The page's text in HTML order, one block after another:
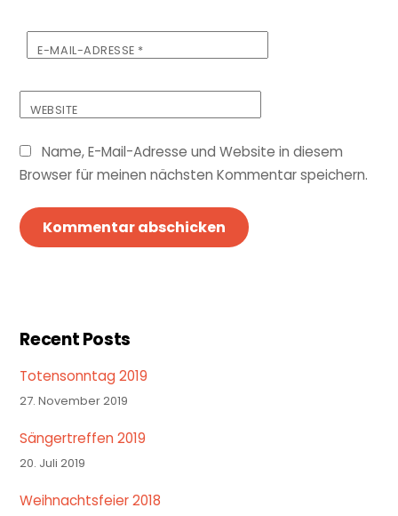
E-MAIL-ADRESSE *
WEBSITE
Name, E-Mail-Adresse und Website in diesem
Browser für meinen nächsten Kommentar speichern.
Recent Posts
Totensonntag 2019
27. November 2019
Sängertreffen 2019
20. Juli 2019
Weihnachtsfeier 2018